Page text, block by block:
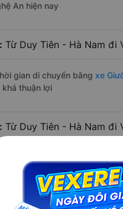
An hiện nay
Từ Duy Tiên - Hà Nam đi
gian di chuyển bằng xe
thuận lợi
Từ Duy Tiên - Hà Nam đi
di chuyển bằngxe